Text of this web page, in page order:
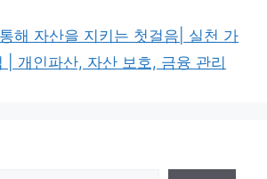
해 자산을 지키는 첫걸음| 실천 가
| 개인파산, 자산 보호, 금융 관리